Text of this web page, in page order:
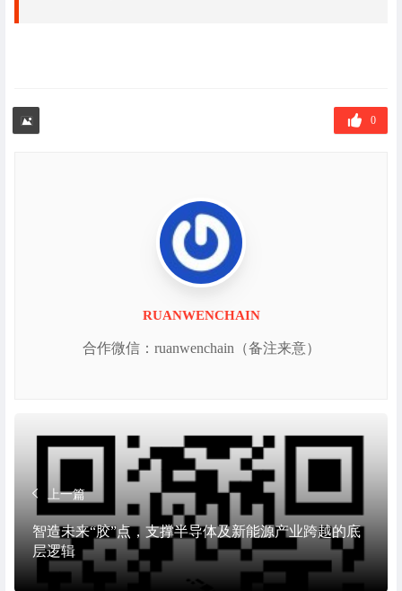
0
RUANWENCHAIN
合作微信：ruanwenchain（备注来意）
上一篇
智造未来“胶”点，支撑半导体及新能源产业跨越的底
层逻辑